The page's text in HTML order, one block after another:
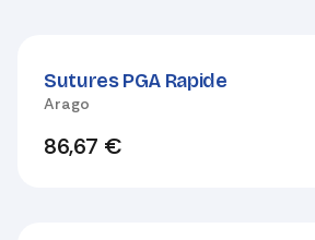
Sutures PGA Rapide
Arago
86,67 €